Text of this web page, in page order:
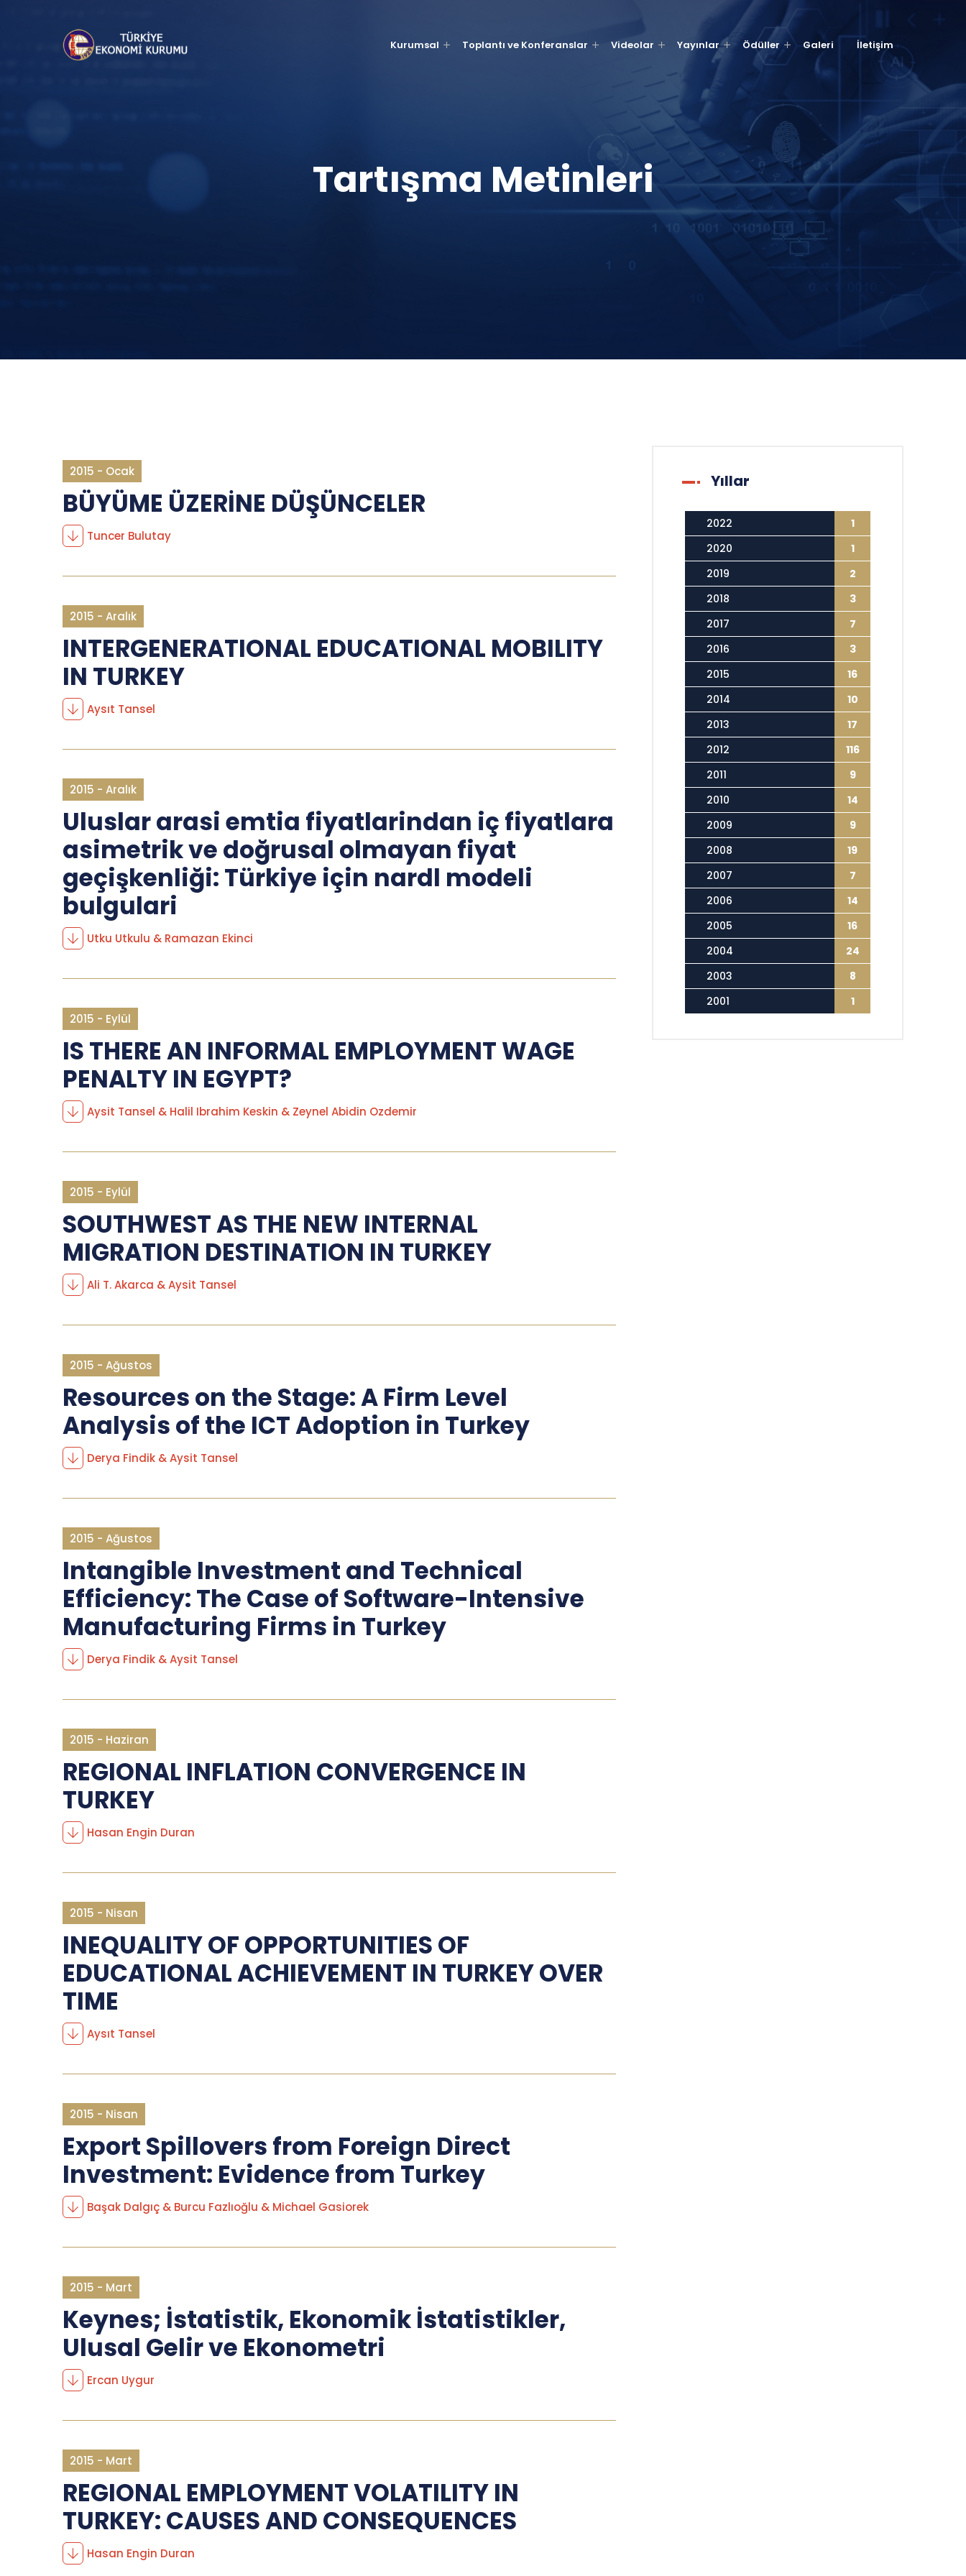
Kurumsal Toplantı ve Konferanslar Videolar Yayınlar Ödüller Galeri İletişim
Tartışma Metinleri
2015 - Ocak
BÜYÜME ÜZERİNE DÜŞÜNCELER
Tuncer Bulutay
2015 - Aralık
INTERGENERATIONAL EDUCATIONAL MOBILITY
IN TURKEY
Aysıt Tansel
2015 - Aralık
Uluslar arasi emtia fiyatlarindan iç fiyatlara
asimetrik ve doğrusal olmayan fiyat
geçişkenliği: Türkiye için nardl modeli
bulgulari
Utku Utkulu & Ramazan Ekinci
2015 - Eylül
IS THERE AN INFORMAL EMPLOYMENT WAGE
PENALTY IN EGYPT?
Aysit Tansel & Halil Ibrahim Keskin & Zeynel Abidin Ozdemir
2015 - Eylül
SOUTHWEST AS THE NEW INTERNAL
MIGRATION DESTINATION IN TURKEY
Ali T. Akarca & Aysit Tansel
2015 - Ağustos
Resources on the Stage: A Firm Level
Analysis of the ICT Adoption in Turkey
Derya Findik & Aysit Tansel
2015 - Ağustos
Intangible Investment and Technical
Efficiency: The Case of Software-Intensive
Manufacturing Firms in Turkey
Derya Findik & Aysit Tansel
2015 - Haziran
REGIONAL INFLATION CONVERGENCE IN
TURKEY
Hasan Engin Duran
2015 - Nisan
INEQUALITY OF OPPORTUNITIES OF
EDUCATIONAL ACHIEVEMENT IN TURKEY OVER
TIME
Aysıt Tansel
2015 - Nisan
Export Spillovers from Foreign Direct
Investment: Evidence from Turkey
Başak Dalgıç & Burcu Fazlıoğlu & Michael Gasiorek
2015 - Mart
Keynes; İstatistik, Ekonomik İstatistikler,
Ulusal Gelir ve Ekonometri
Ercan Uygur
2015 - Mart
REGIONAL EMPLOYMENT VOLATILITY IN
TURKEY: CAUSES AND CONSEQUENCES
Hasan Engin Duran
Yıllar
2022
1
2020
1
2019
2
2018
3
2017
7
2016
3
2015
16
2014
10
2013
17
2012
116
2011
9
2010
14
2009
9
2008
19
2007
7
2006
14
2005
16
2004
24
2003
8
2001
1